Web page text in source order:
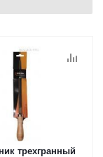
трехгранный